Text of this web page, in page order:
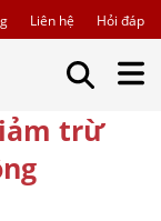
Liên hệ Hỏi đáp
trừ